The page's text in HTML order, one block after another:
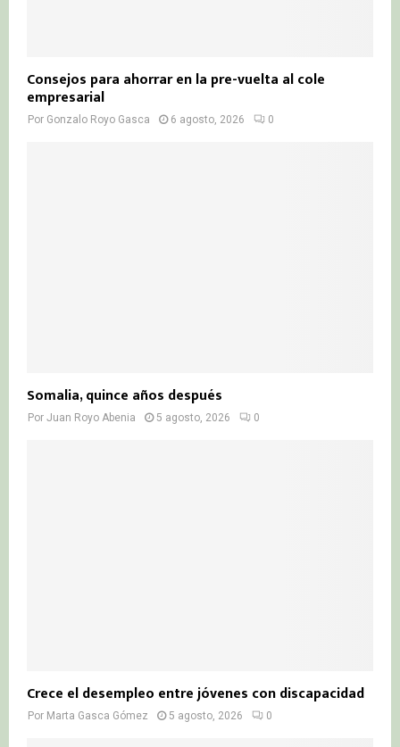
Consejos para ahorrar en la pre-vuelta al cole
empresarial
Por Gonzalo Royo Gasca 6 agosto, 2026 0
Somalia, quince años después
Por Juan Royo Abenia 5 agosto, 2026 0
Crece el desempleo entre jóvenes con discapacidad
Por Marta Gasca Gómez 5 agosto, 2026 0